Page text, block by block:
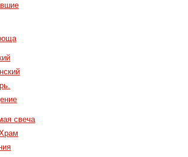
свеча